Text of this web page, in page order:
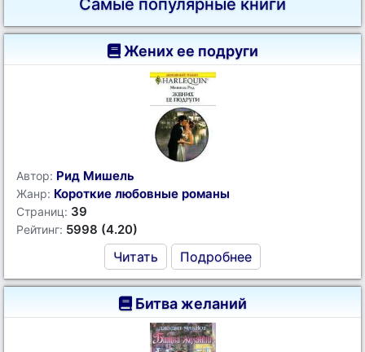
Самые популярные книги
Жених ее подруги
Автор: Рид Мишель
Жанр: Короткие любовные романы
Страниц: 39
Рейтинг: 5998 (4.20)
Читать Подробнее
Битва желаний